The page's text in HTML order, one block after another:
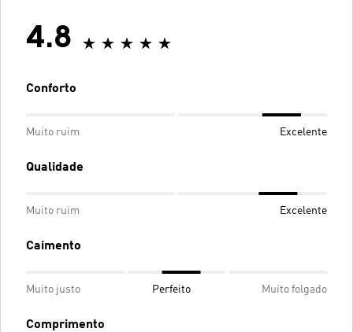
4.8
Conforto
Muito ruim Excelente
Qualidade
Muito ruim Excelente
Caimento
Muito justo Perfeito Muito folgado
Comprimento